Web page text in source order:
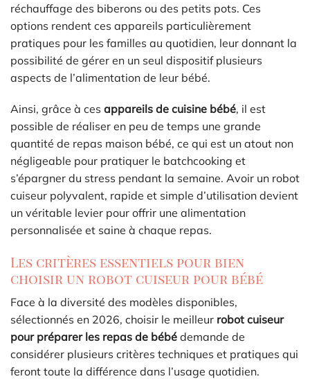
réchauffage des biberons ou des petits pots. Ces
options rendent ces appareils particulièrement
pratiques pour les familles au quotidien, leur donnant la
possibilité de gérer en un seul dispositif plusieurs
aspects de l’alimentation de leur bébé.
Ainsi, grâce à ces appareils de cuisine bébé, il est
possible de réaliser en peu de temps une grande
quantité de repas maison bébé, ce qui est un atout non
négligeable pour pratiquer le batchcooking et
s’épargner du stress pendant la semaine. Avoir un robot
cuiseur polyvalent, rapide et simple d’utilisation devient
un véritable levier pour offrir une alimentation
personnalisée et saine à chaque repas.
Les critères essentiels pour bien
choisir un robot cuiseur pour bébé
Face à la diversité des modèles disponibles,
sélectionnés en 2026, choisir le meilleur robot cuiseur
pour préparer les repas de bébé demande de
considérer plusieurs critères techniques et pratiques qui
feront toute la différence dans l’usage quotidien.